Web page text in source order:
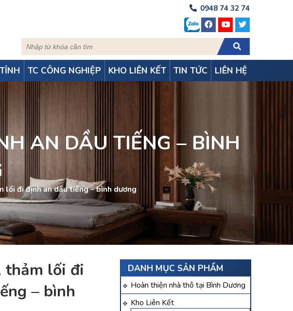
0948 74 32 74
TC CÔNG NGHIỆP KHO LIÊN KẾT TIN TỨC LIÊN HỆ
AN DẦU TIẾNG – BÌNH
lối đi định an dầu tiếng – bình dương
DANH MỤC SẢN PHẨM
Hoàn thiện nhà thô tại Bình Dương
Kho Liên Kết
thảm lối đi
– bình